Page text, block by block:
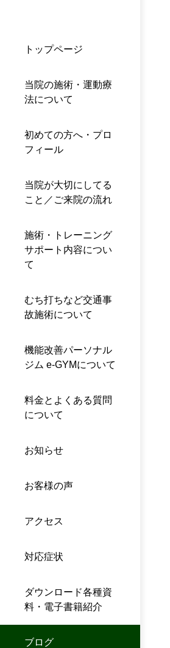
トップページ
当院の施術・運動療
法について
初めての方へ・プロ
フィール
当院が大切にしてる
こと／ご来院の流れ
施術・トレーニング
サポート内容につい
て
むち打ちなど交通事
故施術について
機能改善パーソナル
ジム e-GYMについて
料金とよくある質問
について
お知らせ
お客様の声
アクセス
対応症状
ダウンロード各種資
料・電子書籍紹介
ブログ